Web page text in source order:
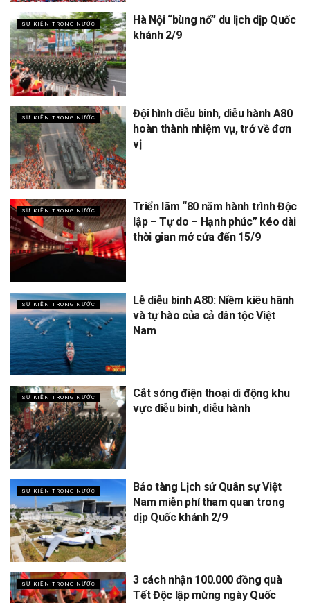
SỰ KIỆN TRONG NƯỚC
Hà Nội “bùng nổ” du lịch dịp Quốc
khánh 2/9
SỰ KIỆN TRONG NƯỚC
Đội hình diễu binh, diễu hành A80
hoàn thành nhiệm vụ, trở về đơn
vị
SỰ KIỆN TRONG NƯỚC
Triển lãm “80 năm hành trình Độc
lập – Tự do – Hạnh phúc” kéo dài
thời gian mở cửa đến 15/9
SỰ KIỆN TRONG NƯỚC
Lễ diễu binh A80: Niềm kiêu hãnh
và tự hào của cả dân tộc Việt
Nam
SỰ KIỆN TRONG NƯỚC
Cắt sóng điện thoại di động khu
vực diễu binh, diễu hành
SỰ KIỆN TRONG NƯỚC
Bảo tàng Lịch sử Quân sự Việt
Nam miễn phí tham quan trong
dịp Quốc khánh 2/9
SỰ KIỆN TRONG NƯỚC
3 cách nhận 100.000 đồng quà
Tết Độc lập mừng ngày Quốc